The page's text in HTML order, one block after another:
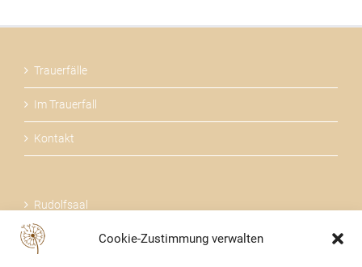
Cookie-Zustimmung verwalten
Trauerfälle
Im Trauerfall
Kontakt
Rudolfsaal
Über uns